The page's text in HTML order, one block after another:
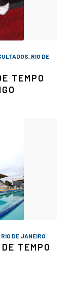
RIO DE
TEMPO
RIO DE JANEIRO
TEMPO